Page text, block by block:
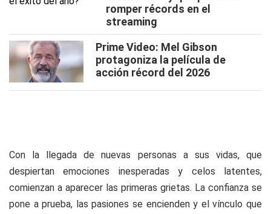
romper récords en el
streaming
Prime Video: Mel Gibson
protagoniza la película de
acción récord del 2026
Con la llegada de nuevas personas a sus vidas, que
despiertan emociones inesperadas y celos latentes,
comienzan a aparecer las primeras grietas. La confianza se
pone a prueba, las pasiones se encienden y el vínculo que